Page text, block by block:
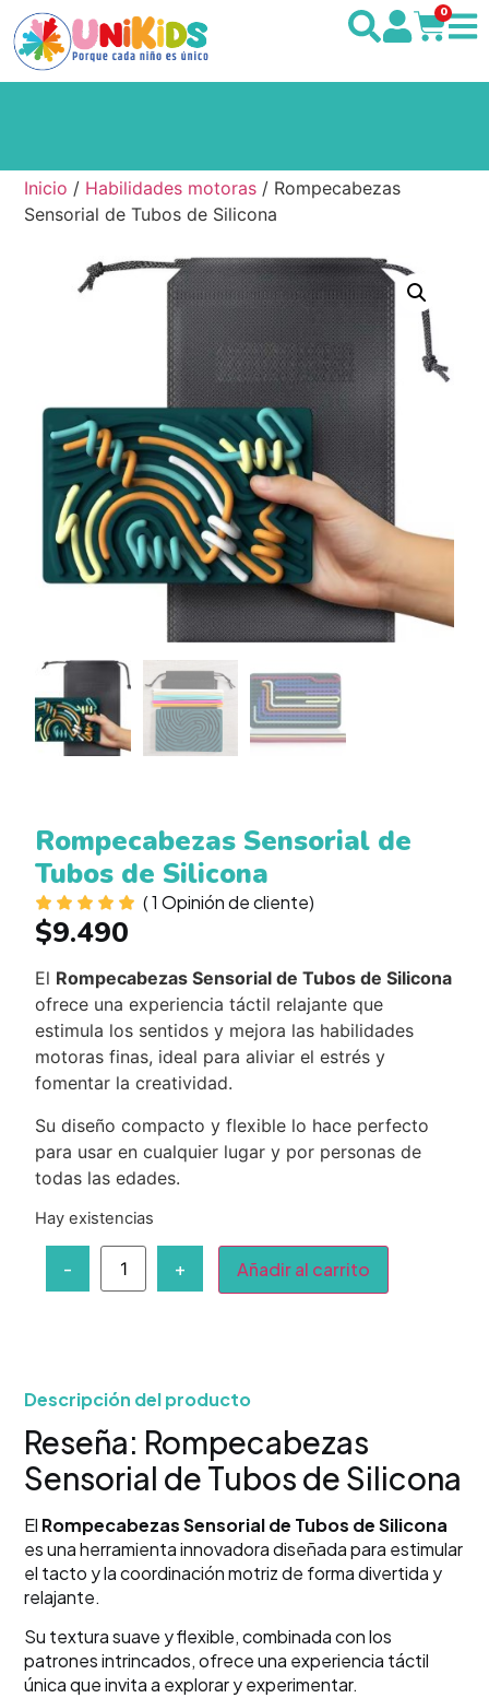
0
Inicio / Habilidades motoras / Rompecabezas
Sensorial de Tubos de Silicona
Rompecabezas Sensorial de
Tubos de Silicona
(1 Opinión de cliente)
$9.490
El Rompecabezas Sensorial de Tubos de Silicona
ofrece una experiencia táctil relajante que
estimula los sentidos y mejora las habilidades
motoras finas, ideal para aliviar el estrés y
fomentar la creatividad.
Su diseño compacto y flexible lo hace perfecto
para usar en cualquier lugar y por personas de
todas las edades.
Hay existencias
- + Añadir al carrito
Descripción del producto
Reseña: Rompecabezas
Sensorial de Tubos de Silicona
El Rompecabezas Sensorial de Tubos de Silicona
es una herramienta innovadora diseñada para estimular
el tacto y la coordinación motriz de forma divertida y
relajante.
Su textura suave y flexible, combinada con los
patrones intrincados, ofrece una experiencia táctil
única que invita a explorar y experimentar.